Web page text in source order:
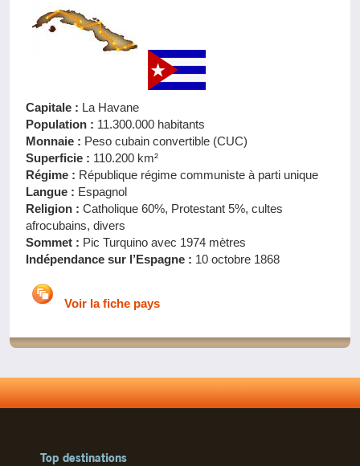
Capitale : La Havane
Population : 11.300.000 habitants
Monnaie : Peso cubain convertible (CUC​)
Superficie : 110.200 km²
Régime : République régime communiste à parti unique
Langue : Espagnol
Religion : Catholique 60%, Protestant 5%, cultes
afrocubains, divers
Sommet : Pic Turquino avec 1974 mètres
Indépendance sur l’Espagne : 10 octobre 1868
Voir la fiche pays
Top destinations